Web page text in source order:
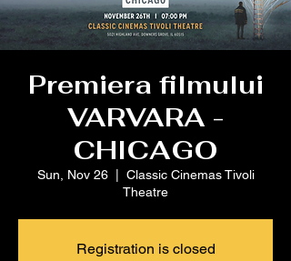
Premiera filmului
VARVARA -
CHICAGO
Sun, Nov 26
  |
Classic Cinemas Tivoli
Theatre
Registration is closed